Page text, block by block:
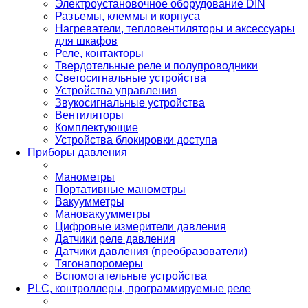
Электроустановочное оборудование DIN
Разъемы, клеммы и корпуса
Нагреватели, тепловентиляторы и аксессуары
для шкафов
Реле, контакторы
Твердотельные реле и полупроводники
Светосигнальные устройства
Устройства управления
Звукосигнальные устройства
Вентиляторы
Комплектующие
Устройства блокировки доступа
Приборы давления
Манометры
Портативные манометры
Вакуумметры
Мановакуумметры
Цифровые измерители давления
Датчики реле давления
Датчики давления (преобразователи)
Тягонапоромеры
Вспомогательные устройства
PLС, контроллеры, программируемые реле